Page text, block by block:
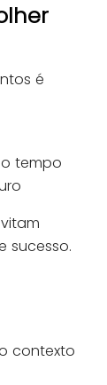
é
tempo
sucesso.
contexto